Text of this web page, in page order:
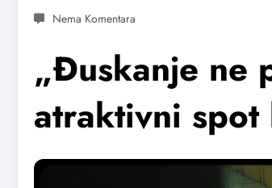
„Đuskanje ne
atraktivni spot